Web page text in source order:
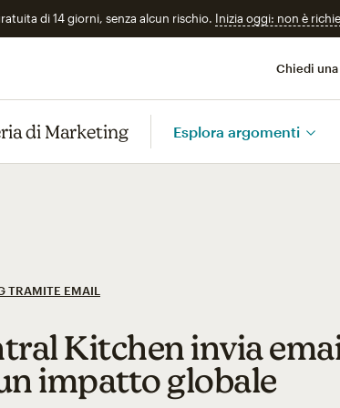
di 14 giorni, senza alcun rischio. Inizia oggi: non è
Chiedi
di Marketing Esplora argomenti
TRAMITE EMAIL
Kitchen invia
impatto globale